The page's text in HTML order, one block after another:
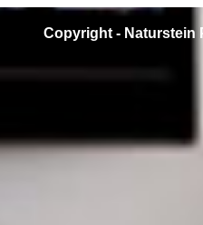
Copyright - Naturstein